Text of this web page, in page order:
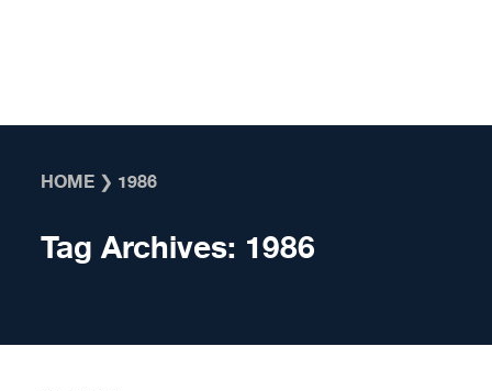
HOME ❯ 1986
Tag Archives: 1986